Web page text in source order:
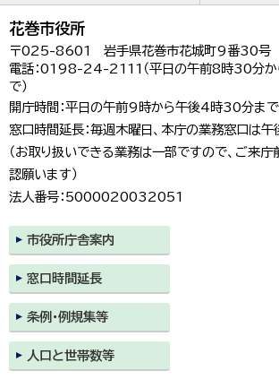
花巻市役所
〒025-8601 岩手県花巻市花城町9番30号
電話：0198-24-2111（平日の午前8時30分か
で）
開庁時間：平日の午前9時から午後4時30分まで
窓口時間延長：毎週木曜日、本庁の業務窓口は
（お取り扱いできる業務は一部ですので、ご来
認願います）
法人番号：5000020032051
市役所庁舎案内
窓口時間延長
条例・例規集等
人口と世帯数等